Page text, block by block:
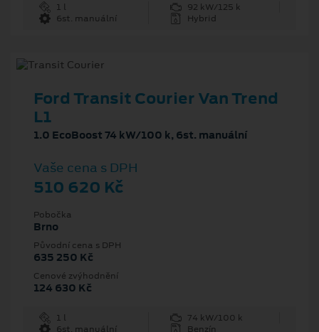
1 l
92 kW/125 k
6st. manuální
Hybrid
Ford Transit Courier Van Trend
L1
1.0 EcoBoost 74 kW/100 k, 6st. manuální
Vaše cena s DPH
510 620 Kč
Pobočka
Brno
Původní cena s DPH
635 250 Kč
Cenové zvýhodnění
124 630 Kč
1 l
74 kW/100 k
6st. manuální
Benzín